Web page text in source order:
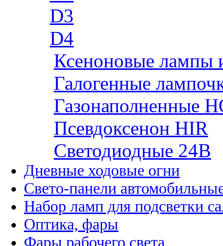
D3
D4
Ксеноновые лампы
Галогенные
Газонаполненные
Псевдоксенон HIR
Cветодиодные 24B
Дневные ходовые огни
Свето-панели
Набор ламп для подсветки
Оптика, фары
Фары рабочего света